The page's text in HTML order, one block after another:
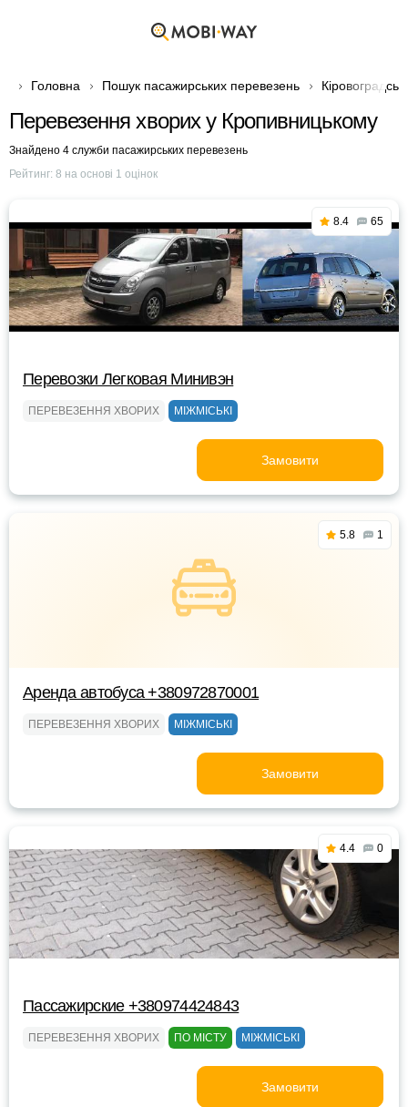
Головна Пошук пасажирських перевезень
Перевезення хворих у Кропивницькому
Знайдено 4 служби пасажирських перевезень
Рейтинг: 8 на основі 1 оцінок
8.4 65
Перевозки Легковая Минивэн
ПЕРЕВЕЗЕННЯ ХВОРИХ МІЖМІСЬКІ
Замовити
5.8 1
Аренда автобуса +380972870001
ПЕРЕВЕЗЕННЯ ХВОРИХ МІЖМІСЬКІ
Замовити
4.4 0
Пассажирские +380974424843
ПЕРЕВЕЗЕННЯ ХВОРИХ ПО МІСТУ МІЖМІСЬКІ
Замовити